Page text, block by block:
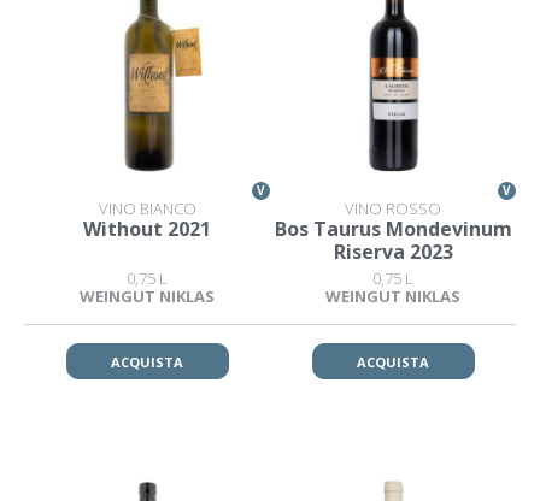
V
VINO BIANCO
Without 2021
0,75 L
WEINGUT NIKLAS
ACQUISTA
V
VINO ROSSO
Bos Taurus Mondevinum
Riserva 2023
0,75 L
WEINGUT NIKLAS
ACQUISTA